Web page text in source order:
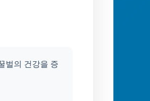
벌의 건강을 증